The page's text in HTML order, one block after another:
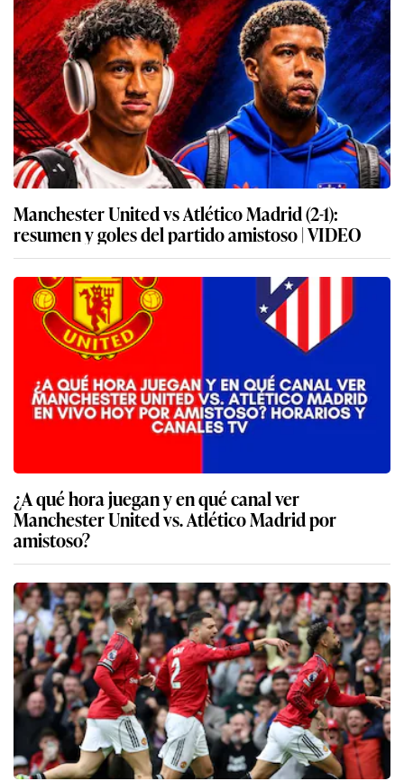
Manchester United vs Atlético Madrid (2-1):
resumen y goles del partido amistoso | VIDEO
¿A qué hora juegan y en qué canal ver
Manchester United vs. Atlético Madrid por
amistoso?